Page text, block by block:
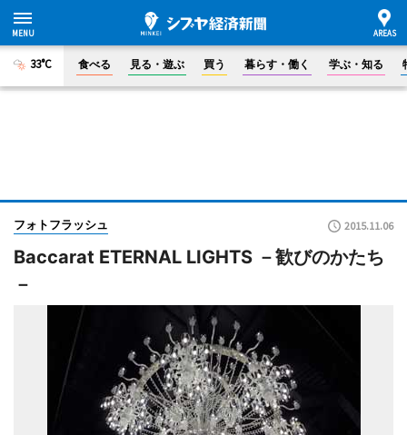
33°C 食べる 見る・遊ぶ 買う 暮らす・働く 学ぶ・知る
フォトフラッシュ 2015.11.06
Baccarat ETERNAL LIGHTS －歓びのかたち
－